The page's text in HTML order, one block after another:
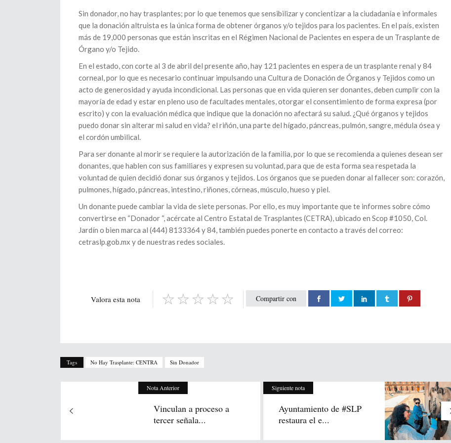
Sin donador, no hay trasplantes; por lo que tenemos que sensibilizar y concientizar a la ciudadanía e informales
que la donación altruista es la única forma de obtener órganos y/o tejidos para los pacientes. En el país, existen
más de 19,000 personas que están inscritas en el Régimen Nacional de Pacientes en espera de un Trasplante de
Órgano y/o Tejido.
En el estado, con corte al 3 de abril del presente año, hay 121 pacientes en espera de un trasplante renal y 84
corneal, por lo que es necesario continuar impulsando una Cultura de Donación de Órganos y Tejidos como un
acto de generosidad y ayuda incondicional. Las personas que en vida quieren ser donantes, deben cumplir con la
mayoría de edad y estar en pleno uso de facultades mentales, otorgar el consentimiento de forma expresa (por
escrito) y con la evaluación médica que indique que la donación no afectará su salud. ¿Qué órganos y tejidos
puedo donar sin alterar mi salud en vida? el riñón, una parte del hígado, páncreas, pulmón, sangre, médula ósea y
el cordón umbilical.
Para ser donante al morir se requiere la autorización de la familia, por lo que se recomienda a quienes desean ser
donantes, que hablen con sus familiares y expresen su voluntad, para que de esta forma sea respetada la
voluntad de quien decidió donar sus órganos y tejidos. Los órganos que se pueden donar al fallecer son: corazón,
pulmones, hígado, páncreas, intestino, riñones, córneas, músculo, hueso y piel.
Un donante puede cambiar la vida de siete personas. Por ello, es muy importante que te informes sobre cómo
convertirse en “Donador “, acércate al Centro Estatal de Trasplantes (CETRA), ubicado en Scop #1050, Col.
Jardín o bien marca al (444) 8133364 y 84, también puedes ponerte en contacto a través del correo:
cetraslp.gob.mx y de nuestras redes sociales.
Compartir con
Valora esta nota
Tags No Hay Trasplante: CENTRA Sin Donador
Nota Anterior
Vinculan a proceso a
tercer señala...
Siguiente nota
Ayuntamiento de #SLP
restaura el e...